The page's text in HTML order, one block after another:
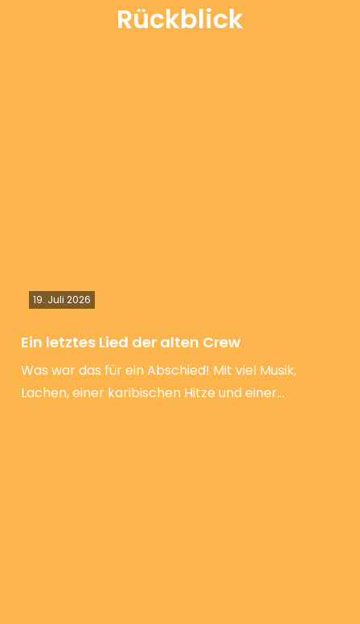
Rückblick
19. Juli 2026
Ein letztes Lied der alten Crew
Was war das für ein Abschied! Mit viel Musik,
Lachen, einer karibischen Hitze und einer…